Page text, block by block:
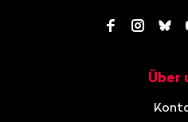
Facebook
Über